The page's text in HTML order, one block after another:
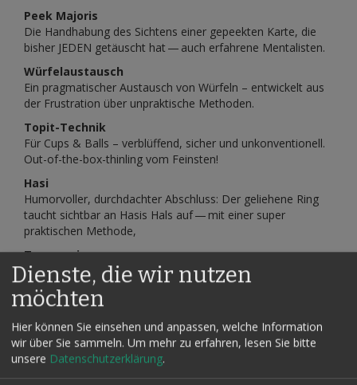
Peek Majoris
Die Handhabung des Sichtens einer gepeekten Karte, die
bisher JEDEN getäuscht hat — auch erfahrene Mentalisten.
Würfelaustausch
Ein pragmatischer Austausch von Würfeln – entwickelt aus
der Frustration über unpraktische Methoden.
Topit-Technik
Für Cups & Balls – verblüffend, sicher und unkonventionell.
Out-of-the-box-thinling vom Feinsten!
Hasi
Humorvoller, durchdachter Abschluss: Der geliehene Ring
taucht sichtbar an Hasis Hals auf — mit einer super
praktischen Methode,
Trumponium
Ein satirischer Effekt mit Anspielung auf aktuelle politische
Verhältnisse – ein visuelles Verschwinden eines Tuches..
Bill in Edding
Alltagstaugliches Requisit, um ein unterschriebenes Tuch
oder Geldschein aus einem dicken Filzschreiber zu
produzieren.
Tuch in Apfel
Dienste, die wir nutzen
möchten
Hier können Sie einsehen und anpassen, welche Information
wir über Sie sammeln. Um mehr zu erfahren, lesen Sie bitte
unsere Datenschutzerklärung.